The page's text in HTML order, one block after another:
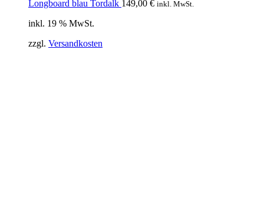
Longboard blau Tordalk 149,00 € inkl. MwSt.
inkl. 19 % MwSt.
zzgl. Versandkosten